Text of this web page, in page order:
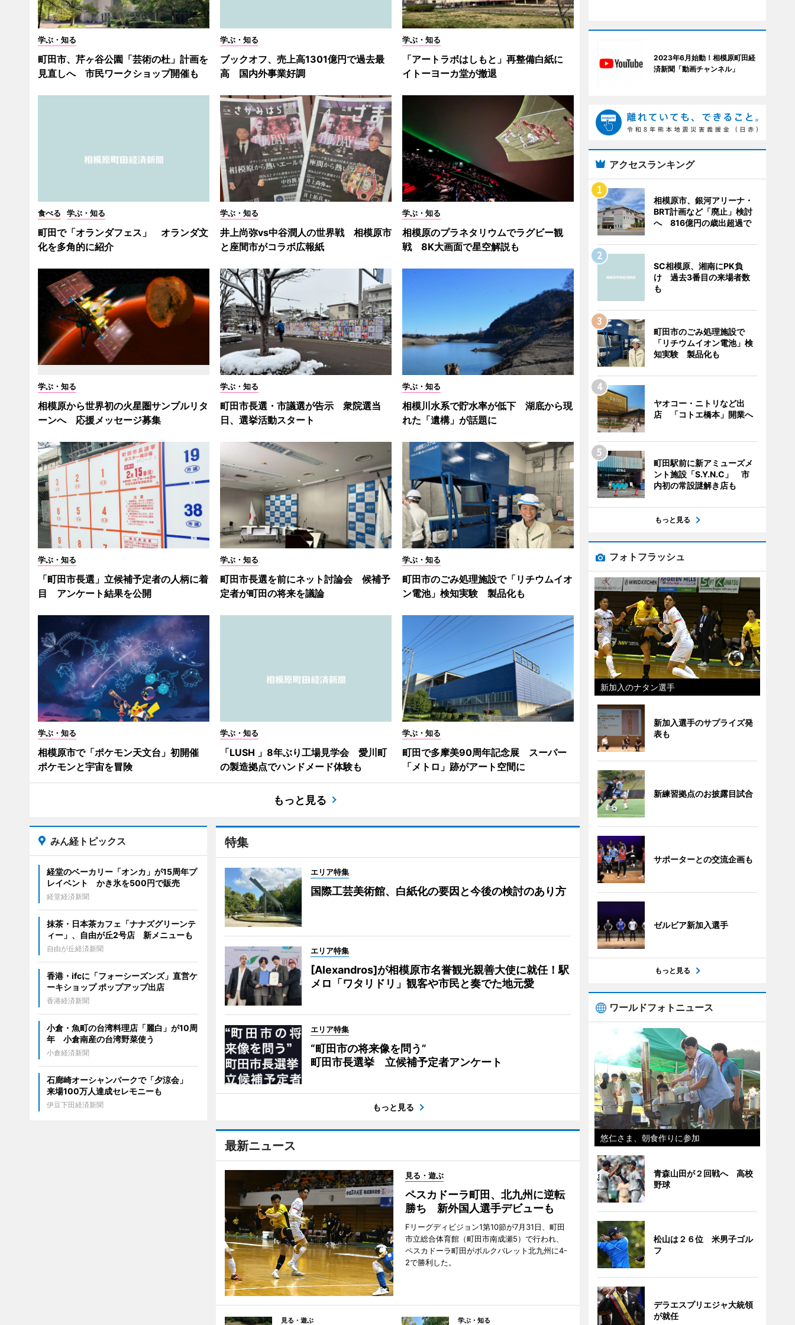
学ぶ・知る
町田市、芹ヶ谷公園「芸術の杜」計画を
見直しへ 市民ワークショップ開催も
学ぶ・知る
ブックオフ、売上高1301億円で過去最
高 国内外事業好調
学ぶ・知る
「アートラボはしもと」再整備白紙に
イトーヨーカ堂が撤退
食べる 学ぶ・知る
町田で「オランダフェス」 オランダ文
化を多角的に紹介
学ぶ・知る
井上尚弥vs中谷潤人の世界戦 相模原市
と座間市がコラボ広報紙
学ぶ・知る
相模原のプラネタリウムでラグビー観
戦 8K大画面で星空解説も
学ぶ・知る
相模原から世界初の火星圏サンプルリタ
ーンへ 応援メッセージ募集
学ぶ・知る
町田市長選・市議選が告示 衆院選当
日、選挙活動スタート
学ぶ・知る
相模川水系で貯水率が低下 湖底から現
れた「遺構」が話題に
学ぶ・知る
「町田市長選」立候補予定者の人柄に着
目 アンケート結果を公開
学ぶ・知る
町田市長選を前にネット討論会 候補予
定者が町田の将来を議論
学ぶ・知る
町田市のごみ処理施設で「リチウムイオ
ン電池」検知実験 製品化も
学ぶ・知る
相模原市で「ポケモン天文台」初開催
ポケモンと宇宙を冒険
学ぶ・知る
「LUSH 」8年ぶり工場見学会 愛川町
の製造拠点でハンドメード体験も
学ぶ・知る
町田で多摩美90周年記念展 スーパー
「メトロ」跡がアート空間に
もっと見る
特集
エリア特集
国際工芸美術館、白紙化の要因と今後の検討のあり方
エリア特集
[Alexandros]が相模原市名誉観光親善大使に就任！駅
メロ「ワタリドリ」観客や市民と奏でた地元愛
エリア特集
“町田市の将来像を問う”
町田市長選挙 立候補予定者アンケート
もっと見る
最新ニュース
見る・遊ぶ
ペスカドーラ町田、北九州に逆転
勝ち 新外国人選手デビューも
Fリーグディビジョン1第10節が7月31日、町田
市立総合体育館（町田市南成瀬5）で行われ、
ペスカドーラ町田がボルクバレット北九州に4-
2で勝利した。
見る・遊ぶ 学ぶ・知る
みん経トピックス
経堂のベーカリー「オンカ」が15周年プ
レイベント かき氷を500円で販売
経堂経済新聞
抹茶・日本茶カフェ「ナナズグリーンテ
ィー」、自由が丘2号店 新メニューも
自由が丘経済新聞
香港・ifcに「フォーシーズンズ」直営ケ
ーキショップ ポップアップ出店
香港経済新聞
小倉・魚町の台湾料理店「麗白」が10周
年 小倉南産の台湾野菜使う
小倉経済新聞
石廊崎オーシャンパークで「夕涼会」
来場100万人達成セレモニーも
伊豆下田経済新聞
2023年6月始動！相模原町田経
済新聞「動画チャンネル」
アクセスランキング
相模原市、銀河アリーナ・
BRT計画など「廃止」検討
へ 816億円の歳出超過で
SC相模原、湘南にPK負
け 過去3番目の来場者数
も
町田市のごみ処理施設で
「リチウムイオン電池」検
知実験 製品化も
ヤオコー・ニトリなど出
店 「コトエ橋本」開業へ
町田駅前に新アミューズメ
ント施設「S.Y.N.C」 市
内初の常設謎解き店も
もっと見る
フォトフラッシュ
新加入のナタン選手
新加入選手のサプライズ発
表も
新練習拠点のお披露目試合
サポーターとの交流企画も
ゼルビア新加入選手
もっと見る
ワールドフォトニュース
悠仁さま、朝食作りに参加
青森山田が２回戦へ 高校
野球
松山は２６位 米男子ゴル
フ
デラエスプリエジャ大統領
が就任